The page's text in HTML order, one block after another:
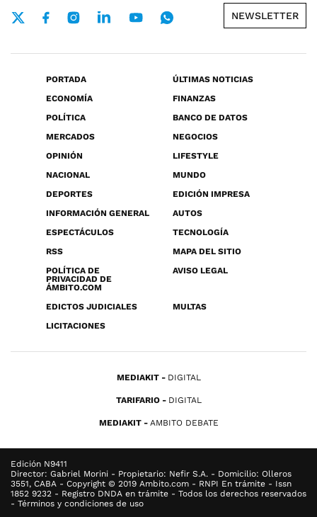
NEWSLETTER
PORTADA
ÚLTIMAS NOTICIAS
ECONOMÍA
FINANZAS
POLÍTICA
BANCO DE DATOS
MERCADOS
NEGOCIOS
OPINIÓN
LIFESTYLE
NACIONAL
MUNDO
DEPORTES
EDICIÓN IMPRESA
INFORMACIÓN GENERAL
AUTOS
ESPECTÁCULOS
TECNOLOGÍA
RSS
MAPA DEL SITIO
POLÍTICA DE
PRIVACIDAD DE
ÁMBITO.COM
AVISO LEGAL
EDICTOS JUDICIALES
MULTAS
LICITACIONES
MEDIAKIT DIGITAL
TARIFARIO DIGITAL
MEDIAKIT AMBITO DEBATE
Edición N9411
Director: Gabriel Morini - Propietario: Nefir S.A. - Domicilio: Olleros
3551, CABA - Copyright © 2019 Ambito.com - RNPI En trámite - Issn
1852 9232 - Registro DNDA en trámite - Todos los derechos reservados
- Términos y condiciones de uso